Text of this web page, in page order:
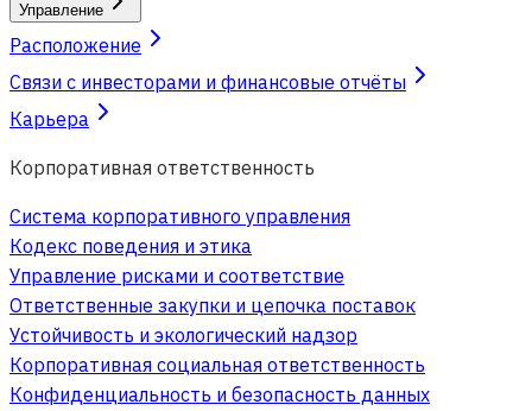
Управление
Расположение
Связи с инвесторами и финансовые отчёты
Карьера
Корпоративная ответственность
Система корпоративного управления
Кодекс поведения и этика
Управление рисками и соответствие
Ответственные закупки и цепочка поставок
Устойчивость и экологический надзор
Корпоративная социальная ответственность
Конфиденциальность и безопасность данных